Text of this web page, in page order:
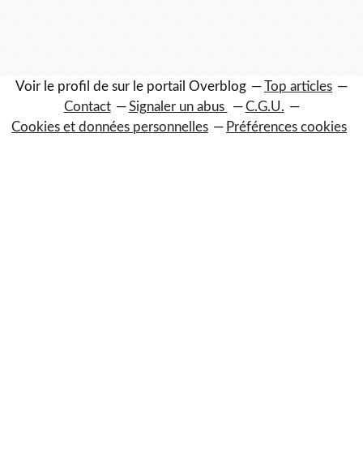
Voir le profil de sur le portail Overblog
Top articles
Contact
Signaler un abus
C.G.U.
Cookies et données personnelles
Préférences cookies